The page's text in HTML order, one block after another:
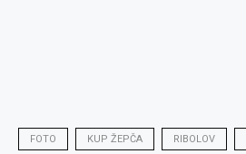
FOTO KUP ŽEPČA RIBOLOV